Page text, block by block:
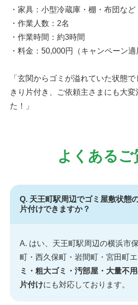
・家具：小型冷蔵庫・棚・布団など
・作業人数：2名
・作業時間：約3時間
・料金：50,000円（キャンペーン適
「玄関からゴミが溢れていた状態
きり片付き、ご依頼主さまにも大変
た！」
よくあるご
Q. 天王町駅周辺でゴミ屋敷状態
片付けできますか？
A. はい、天王町駅周辺の横浜市
町・西久保町・岩間町・宮田町エ
ミ・粗大ゴミ・汚部屋・大量不
片付けにも対応しております。